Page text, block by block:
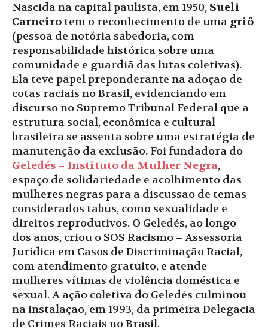
Nascida na capital paulista, em 1950, Sueli
Carneiro tem o reconhecimento de uma griô
(pessoa de notória sabedoria, com
responsabilidade histórica sobre uma
comunidade e guardiã das lutas coletivas).
Ela teve papel preponderante na adoção de
cotas raciais no Brasil, evidenciando em
discurso no Supremo Tribunal Federal que a
estrutura social, econômica e cultural
brasileira se assenta sobre uma estratégia de
manutenção da exclusão. Foi fundadora do
Geledés – Instituto da Mulher Negra,
espaço de solidariedade e acolhimento das
mulheres negras para a discussão de temas
considerados tabus, como sexualidade e
direitos reprodutivos. O Geledés, ao longo
dos anos, criou o SOS Racismo – Assessoria
Jurídica em Casos de Discriminação Racial,
com atendimento gratuito, e atende
mulheres vítimas de violência doméstica e
sexual. A ação coletiva do Geledés culminou
na instalação, em 1993, da primeira Delegacia
de Crimes Raciais no Brasil.